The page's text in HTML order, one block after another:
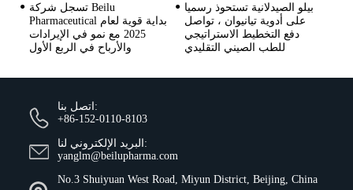
تسجل شركة Beilu
Pharmaceutical بداية قوية لعام
2025 مع نمو في الإيرادات
والأرباح في الربع الأول
بيلو الصيدلانية تستحوذ رسميا
على أدوية تيانيوان ، تواصل
دفع التخطيط الاستراتيجي
للطب الصيني التقليدي
اتصل بنا:
+86-152-0110-8103
البريد الإلكتروني لنا:
yanglm@beilupharma.com
No.3 Shuiyuan West Road, Miyun District, Beijing, China